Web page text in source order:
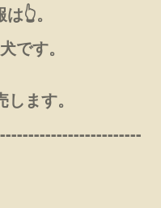
👆。
です。
ます。